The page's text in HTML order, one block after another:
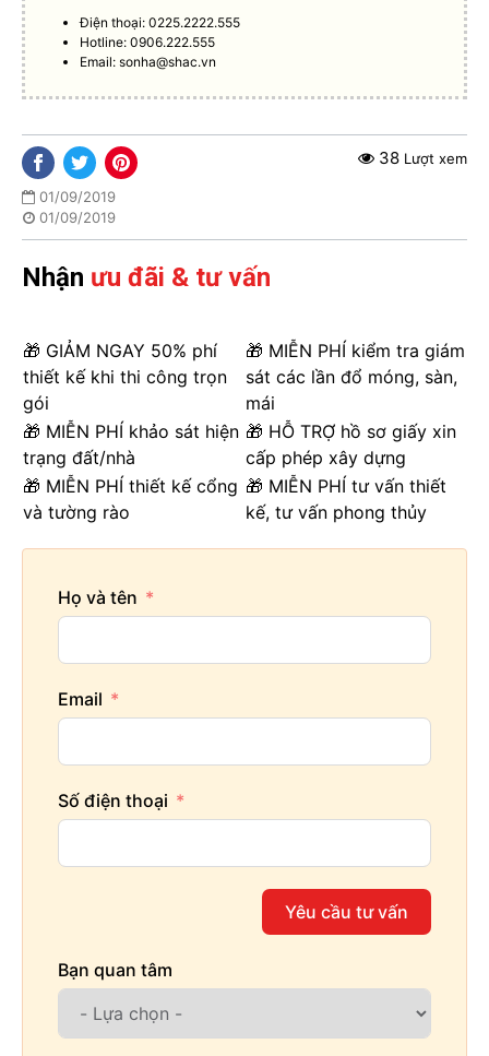
Điện thoại: 0225.2222.555
Hotline: 0906.222.555
Email:sonha@shac.vn
01/09/2019
01/09/2019
38 Lượt xem
Nhận ưu đãi & tư vấn
🎁 GIẢM NGAY 50% phí
thiết kế khi thi công trọn
gói
🎁 MIỄN PHÍ kiểm tra giám
sát các lần đổ móng, sàn,
mái
🎁 MIỄN PHÍ khảo sát hiện
trạng đất/nhà
🎁 HỖ TRỢ hồ sơ giấy xin
cấp phép xây dựng
🎁 MIỄN PHÍ thiết kế cổng
và tường rào
🎁 MIỄN PHÍ tư vấn thiết
kế, tư vấn phong thủy
Họ và tên
Email
Số điện thoại
Yêu cầu tư vấn
Bạn quan tâm